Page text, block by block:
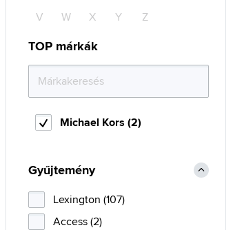
V
W X Y Z
TOP márkák
Michael Kors (2)
Gyűjtemény
Lexington (107)
Access (2)